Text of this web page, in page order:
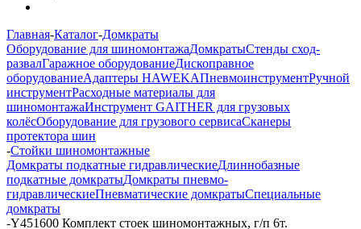
Главная-Каталог-Домкраты
Оборудование для шиномонтажаДомкратыСтенды сход-
развалГаражное оборудованиеДископравное
оборудованиеАдаптеры HAWEKAПневмоинструментРучной
инструментРасходные материалы для
шиномонтажаИнструмент GAITHER для грузовых
колёсОборудование для грузового сервисаСканеры
протектора шин
-Стойки шиномонтажные
Домкраты подкатные гидравлическиеДлиннобазные
подкатные домкратыДомкраты пневмо-
гидравлическиеПневматические домкратыСпециальные
домкраты
-Y451600 Комплект стоек шиномонтажных, г/п 6т.